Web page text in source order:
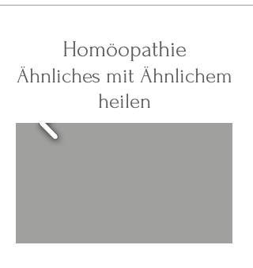
Homöopathie
Ähnliches mit Ähnlichem
heilen